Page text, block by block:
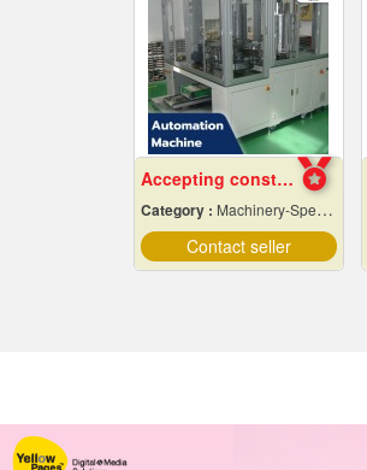
Accepting construction of automation machines in Pathum Thani
Category : Machinery-Specially Designed
Contact seller